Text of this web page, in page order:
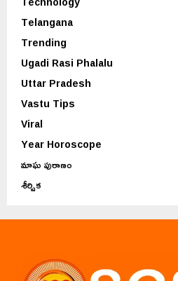
Telangana
Trending
Ugadi Rasi Phalalu
Uttar Pradesh
Vastu Tips
Viral
Year Horoscope
మాఘ పురాణం
శీర్షిక